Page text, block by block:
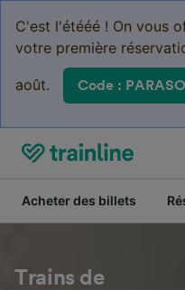
C'est l'étééé ! On vous
votre première
août. Code :
Acheter des billets
Trains de